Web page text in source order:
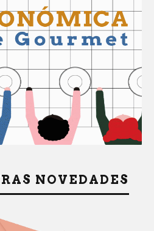
NOVEDADES